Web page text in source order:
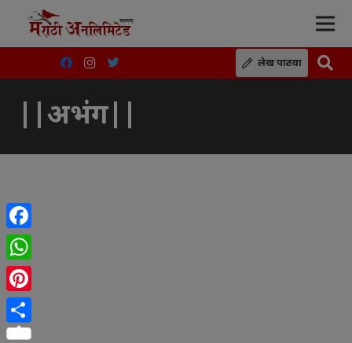
लेख पाठवा
||अभंग||
Facebook
WhatsApp
Pinterest
Share